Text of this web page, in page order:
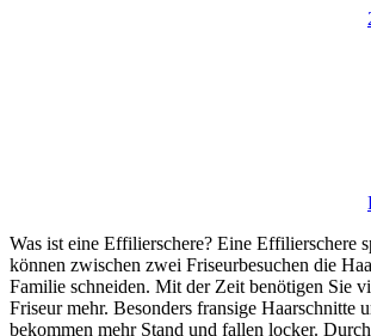
Was ist eine Effilierschere? Eine Effilierschere
können zwischen zwei Friseurbesuchen die
Familie schneiden. Mit der Zeit benötigen Sie
Friseur mehr. Besonders fransige Haarschnitte
bekommen mehr Stand und fallen locker.